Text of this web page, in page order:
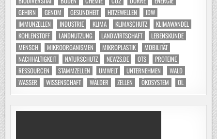
GEHIRN
GENOM GESUNDHEIT HITZEWELLEN
IDW
IMMUNZELLEN
INDUSTRIE KLIMA KLIMASCHUTZ
KLIMAWANDEL
KOHLENSTOFF
LANDNUTZUNG LANDWIRTSCHAFT
LEBENSKUNDE
MENSCH
MIKROORGANISMEN MIKROPLASTIK
MOBILITÄT
NACHHALTIGKEIT
NATURSCHUTZ NEWZS.DE OTS
PROTEINE
RESSOURCEN
STAMMZELLEN UMWELT UNTERNEHMEN
WALD
WASSER
WISSENSCHAFT WÄLDER ZELLEN ÖKOSYSTEM ÖL